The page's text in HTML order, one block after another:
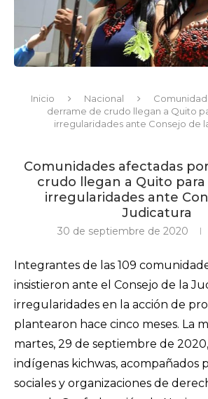
Inicio Nacional
derrame de crudo llegan a Quito
irregularidades ante Consejo de
Comunidades afectadas
crudo llegan a Quito
irregularidades ante
Judicatura
30 de septiembre de 2020
Integrantes de las 109
insistieron ante el Consejo de la
irregularidades en la acción de
plantearon hace cinco meses. La
martes, 29 de septiembre de
indígenas kichwas, acompañados
sociales y organizaciones de